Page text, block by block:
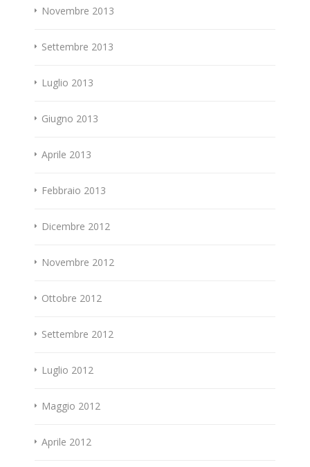
Novembre 2013
Settembre 2013
Luglio 2013
Giugno 2013
Aprile 2013
Febbraio 2013
Dicembre 2012
Novembre 2012
Ottobre 2012
Settembre 2012
Luglio 2012
Maggio 2012
Aprile 2012